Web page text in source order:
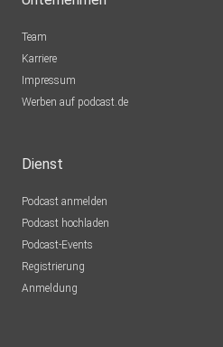
Team
Karriere
Impressum
Werben auf podcast.de
Dienst
Podcast anmelden
Podcast hochladen
Podcast-Events
Registrierung
Anmeldung